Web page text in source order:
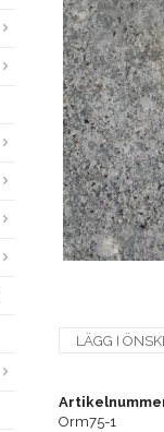
LÄGG I
Orm75-1